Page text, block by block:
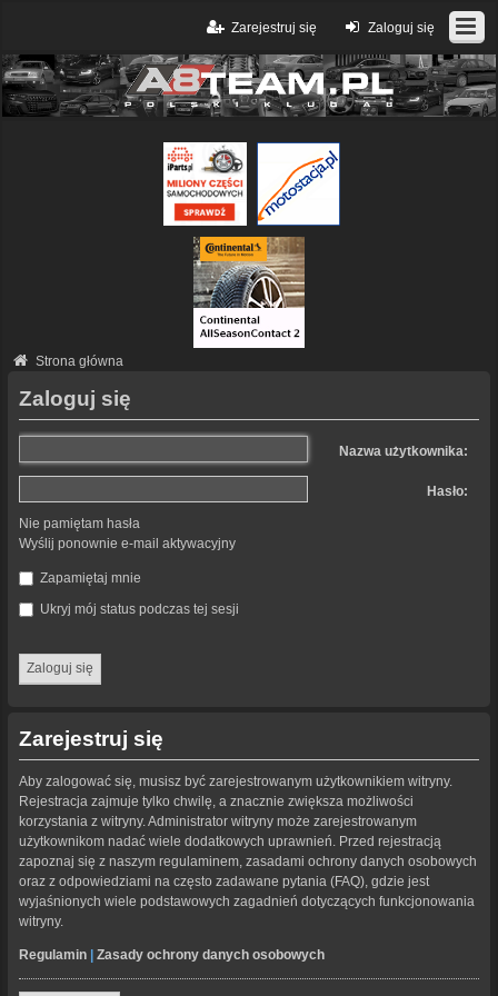
Zaloguj się
Zarejestruj się
Strona główna
Zaloguj się
Nazwa użytkownika:
Hasło:
Nie pamiętam hasła
Wyślij ponownie e-mail aktywacyjny
Zapamiętaj mnie
Ukryj mój status podczas tej sesji
Zarejestruj się
Aby zalogować się, musisz być zarejestrowanym użytkownikiem witryny.
Rejestracja zajmuje tylko chwilę, a znacznie zwiększa możliwości
korzystania z witryny. Administrator witryny może zarejestrowanym
użytkownikom nadać wiele dodatkowych uprawnień. Przed rejestracją
zapoznaj się z naszym regulaminem, zasadami ochrony danych osobowych
oraz z odpowiedziami na często zadawane pytania (FAQ), gdzie jest
wyjaśnionych wiele podstawowych zagadnień dotyczących funkcjonowania
witryny.
Regulamin Zasady ochrony danych osobowych